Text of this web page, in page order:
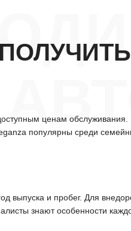
ценам
популярны среди
выпуска и пробег. Для
знают особенности